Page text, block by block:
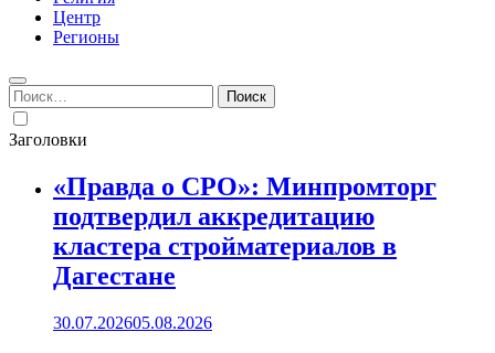
Центр
Регионы
Найти:
Заголовки
«Правда о СРО»: Минпромторг
подтвердил аккредитацию
кластера стройматериалов в
Дагестане
30.07.202605.08.2026